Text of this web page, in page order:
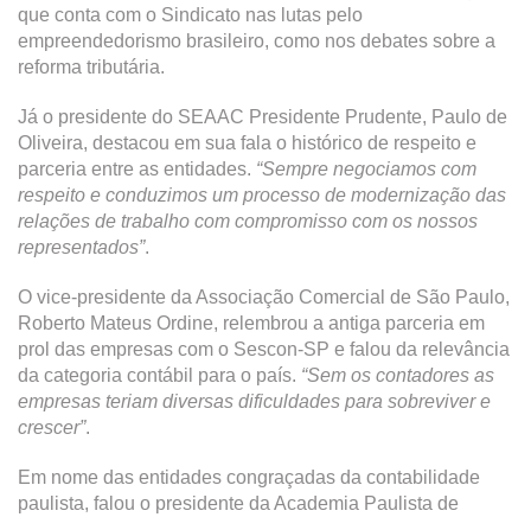
que conta com o Sindicato nas lutas pelo
empreendedorismo brasileiro, como nos debates sobre a
reforma tributária.
Já o presidente do SEAAC Presidente Prudente, Paulo de
Oliveira, destacou em sua fala o histórico de respeito e
parceria entre as entidades. “Sempre negociamos com
respeito e conduzimos um processo de modernização das
relações de trabalho com compromisso com os nossos
representados”.
O vice-presidente da Associação Comercial de São Paulo,
Roberto Mateus Ordine, relembrou a antiga parceria em
prol das empresas com o Sescon-SP e falou da relevância
da categoria contábil para o país. “Sem os contadores as
empresas teriam diversas dificuldades para sobreviver e
crescer”.
Em nome das entidades congraçadas da contabilidade
paulista, falou o presidente da Academia Paulista de